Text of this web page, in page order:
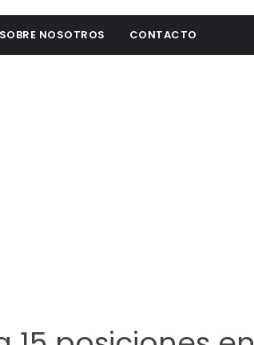
SOBRE NOSOTROS CONTACTO